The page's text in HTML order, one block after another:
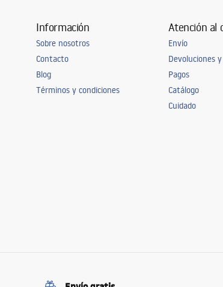
Información
Sobre nosotros
Contacto
Blog
Términos y condiciones
Atención al
Envío
Devoluciones
Pagos
Catálogo
Cuidado